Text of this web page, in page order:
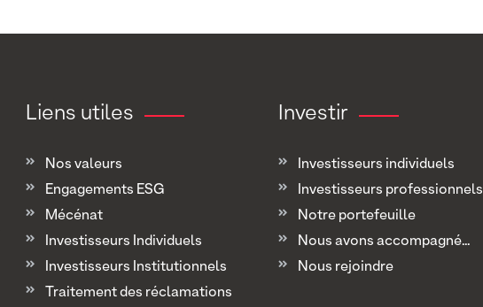
Liens utiles
Nos valeurs
Engagements ESG
Mécénat
Investisseurs Individuels
Investisseurs Institutionnels
Traitement des réclamations
Investir
Investisseurs individuels
Investisseurs professionnels
Notre portefeuille
Nous avons accompagné...
Nous rejoindre